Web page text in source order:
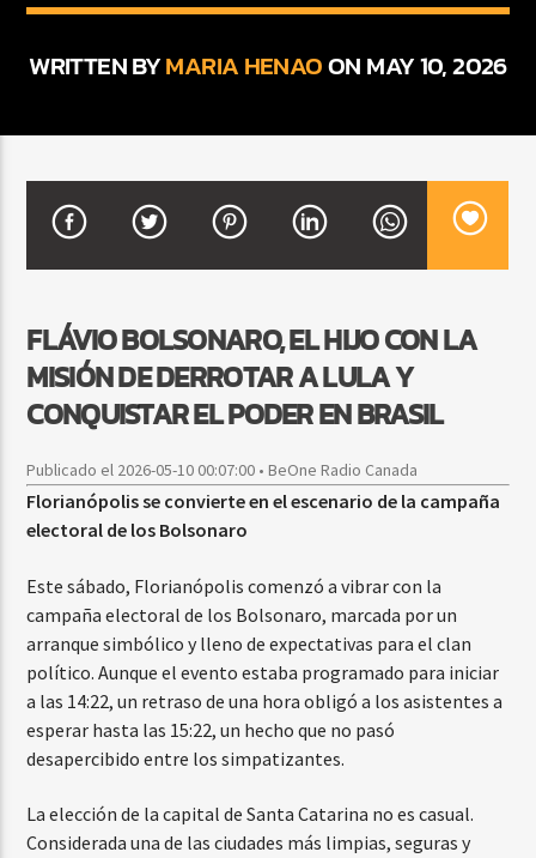
TITLE
CURRENT SHOW
FIESTA DJ MIX
9:00 PM 12:00 AM
Beone Radio
WRITTEN BYMARIA HENAOON MAY 10, 2026
FLÁVIO BOLSONARO, EL HIJO CON LA
MISIÓN DE DERROTAR A LULA Y
CONQUISTAR EL PODER EN BRASIL
Publicado el 2026-05-10 00:07:00 • BeOne Radio Canada
Florianópolis se convierte en el escenario de la campaña
electoral de los Bolsonaro
Este sábado, Florianópolis comenzó a vibrar con la
campaña electoral de los Bolsonaro, marcada por un
arranque simbólico y lleno de expectativas para el clan
político. Aunque el evento estaba programado para iniciar
a las 14:22, un retraso de una hora obligó a los asistentes a
esperar hasta las 15:22, un hecho que no pasó
desapercibido entre los simpatizantes.
La elección de la capital de Santa Catarina no es casual.
Considerada una de las ciudades más limpias, seguras y